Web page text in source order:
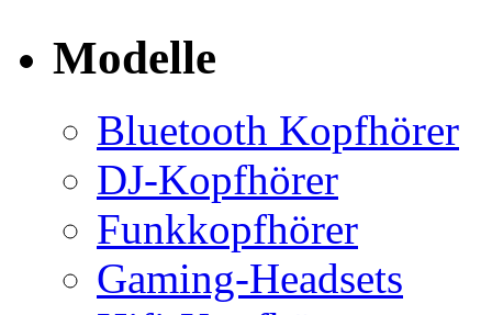
Modelle
Bluetooth Kopfhörer
DJ-Kopfhörer
Funkkopfhörer
Gaming-Headsets